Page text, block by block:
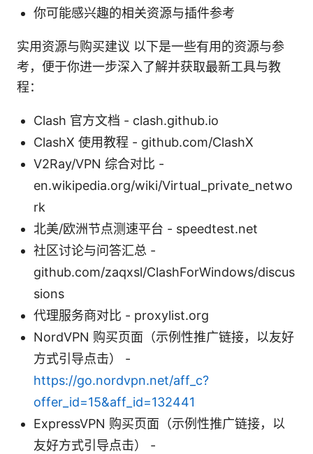
你可能感兴趣的相关资源与插件参考
实用资源与购买建议 以下是一些有用的资源与参
考，便于你进一步深入了解并获取最新工具与教
程：
Clash 官方文档 - clash.github.io
ClashX 使用教程 - github.com/ClashX
V2Ray/VPN 综合对比 -
en.wikipedia.org/wiki/Virtual_private_netwo
rk
北美/欧洲节点测速平台 - speedtest.net
社区讨论与问答汇总 -
github.com/zaqxsl/ClashForWindows/discus
sions
代理服务商对比 - proxylist.org
NordVPN 购买页面（示例性推广链接，以友好
方式引导点击） -
https://go.nordvpn.net/aff_c?
offer_id=15&aff_id=132441
ExpressVPN 购买页面（示例性推广链接，以
友好方式引导点击） -